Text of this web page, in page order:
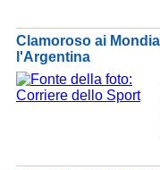
Clamoroso ai
l'Argentina